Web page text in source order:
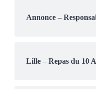
Annonce –
Lille – Repas du 10